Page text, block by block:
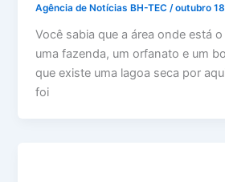
Agência de Notícias BH-TEC /outubro
Você sabia que a área onde está
uma fazenda, um orfanato e um
que existe uma lagoa seca por
foi